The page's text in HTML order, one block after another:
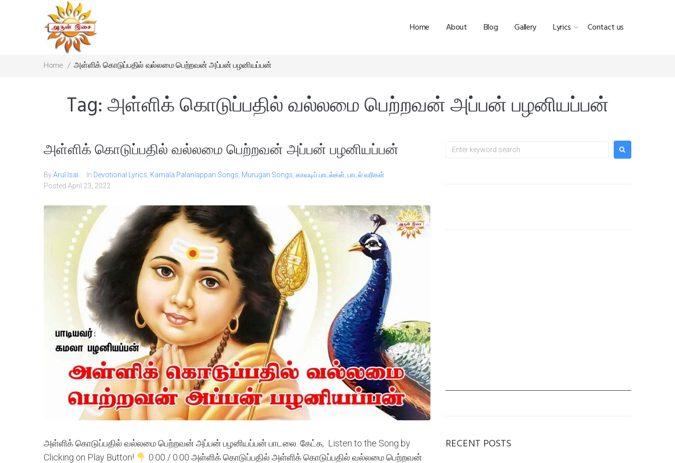
Home About Blog Gallery Lyrics Contact us
Home / அள்ளிக் கொடுப்பதில் வல்லமை பெற்றவன் அப்பன் பழனியப்பன்
Tag:அள்ளிக் கொடுப்பதில் வல்லமை பெற்றவன் அப்பன் பழனியப்பன்
அள்ளிக் கொடுப்பதில் வல்லமை பெற்றவன் அப்பன் பழனியப்பன்
ByArul Isai In Devotional Lyrics Kamala Palaniappan Songs Murugan Songs காவடிப் பாடல்கள் பாடல் வரிகள்
Posted April 23, 2022
அள்ளிக் கொடுப்பதில் வல்லமை பெற்றவன் அப்பன் பழனியப்பன் பாடலை கேட்க, Listen to the Song by
Clicking on Play Button!
0:00 / 0:00 அள்ளிக் கொடுப்பதில் அள்ளிக் கொடுப்பதில் வல்லமை பெற்றவன்
RECENT POSTS